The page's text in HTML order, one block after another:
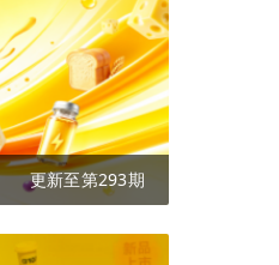
更新至第293期